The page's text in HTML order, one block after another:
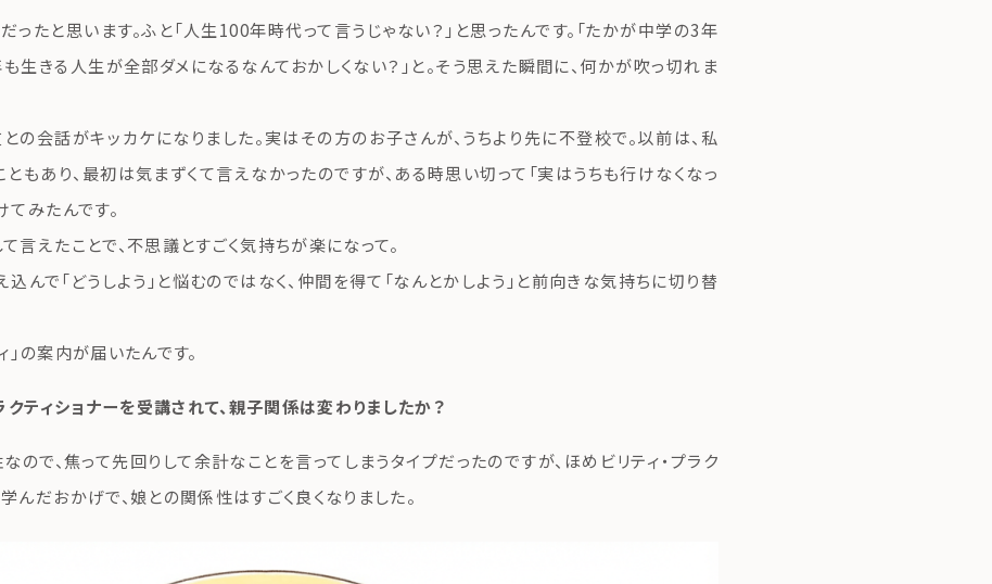
たと思います。ふと「人生100年時代って言うじゃない？」と思ったんです。「たかが中学の3年
生きる人生が全部ダメになるなんておかしくない？」と。そう思えた瞬間に、何かが吹っ切れま
の会話がキッカケになりました。実はその方のお子さんが、うちより先に不登校で。以前は、私
もあり、最初は気まずくて言えなかったのですが、ある時思い切って「実はうちも行けなくなっ
てみたんです。
言えたことで、不思議とすごく気持ちが楽になって。
込んで「どうしよう」と悩むのではなく、仲間を得て「なんとかしよう」と前向きな気持ちに切り替
」の案内が届いたんです。
ラクティショナーを受講されて、親子関係は変わりましたか？
ので、焦って先回りして余計なことを言ってしまうタイプだったのですが、ほめビリティ・プラク
んだおかげで、娘との関係性はすごく良くなりました。